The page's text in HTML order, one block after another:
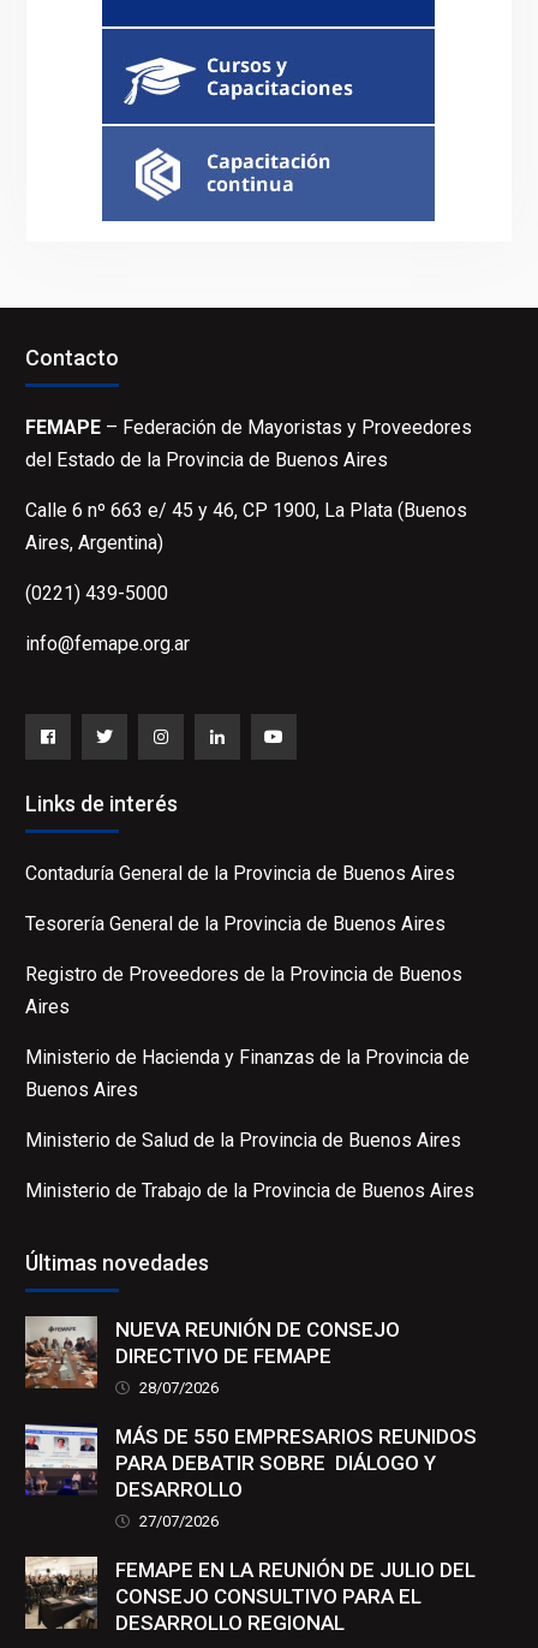
Contacto
FEMAPE – Federación de Mayoristas y Proveedores
del Estado de la Provincia de Buenos Aires
Calle 6 nº 663 e/ 45 y 46, CP 1900, La Plata (Buenos
Aires, Argentina)
(0221) 439-5000
info@femape.org.ar
Links de interés
Contaduría General de la Provincia de Buenos Aires
Tesorería General de la Provincia de Buenos Aires
Registro de Proveedores de la Provincia de Buenos
Aires
Ministerio de Hacienda y Finanzas de la Provincia de
Buenos Aires
Ministerio de Salud de la Provincia de Buenos Aires
Ministerio de Trabajo de la Provincia de Buenos Aires
Últimas novedades
NUEVA REUNIÓN DE CONSEJO
DIRECTIVO DE FEMAPE
28/07/2026
MÁS DE 550 EMPRESARIOS REUNIDOS
PARA DEBATIR SOBRE DIÁLOGO Y
DESARROLLO
27/07/2026
FEMAPE EN LA REUNIÓN DE JULIO DEL
CONSEJO CONSULTIVO PARA EL
DESARROLLO REGIONAL